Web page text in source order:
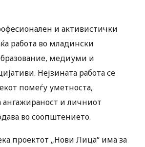
и активистички
работа во младински
медиуми и
Нејзината работа се
помеѓу уметноста,
ангажираност и личниот
во соопштението.
проектот „Нови Лица“ има за